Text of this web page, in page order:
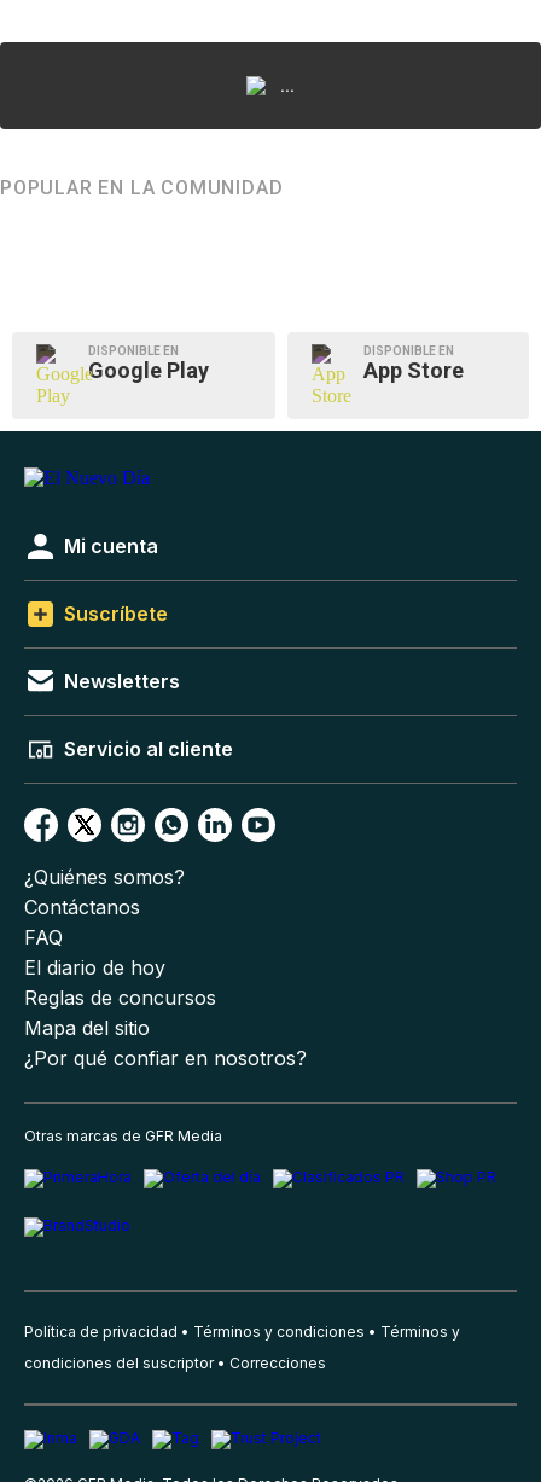
...
POPULAR EN LA COMUNIDAD
DISPONIBLE EN
Google Play
DISPONIBLE EN
App Store
Mi cuenta
Suscríbete
Newsletters
Servicio al cliente
¿Quiénes somos?
Contáctanos
FAQ
El diario de hoy
Reglas de concursos
Mapa del sitio
¿Por qué confiar en nosotros?
Otras marcas de GFR Media
Política de privacidad Términos y condiciones
Términos y
condiciones del suscriptor
Correcciones